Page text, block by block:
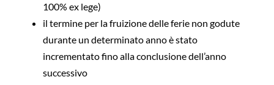
100% ex lege)
il termine per la fruizione delle ferie non godute
durante un determinato anno è stato
incrementato fino alla conclusione dell’anno
successivo